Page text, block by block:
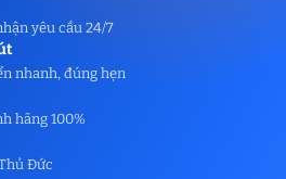
yêu cầu 24/7
nhanh, đúng hẹn
hãng 100%
Đức